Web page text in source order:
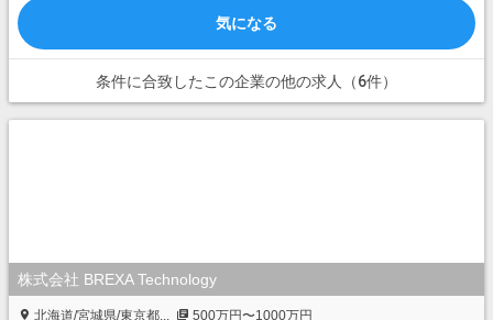
気になる
条件に合致したこの企業の他の求人（6件）
株式会社 BREXA Technology
北海道/宮城県/東京都...
500万円〜1000万円